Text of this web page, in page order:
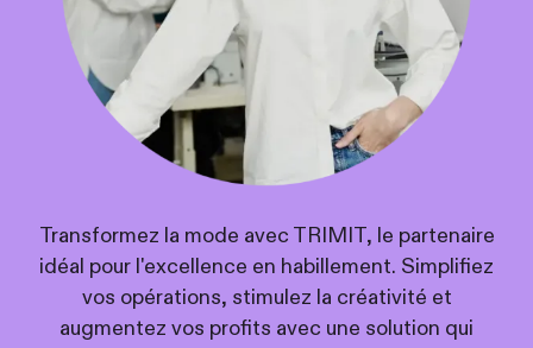
Transformez la mode avec TRIMIT, le partenaire
idéal pour l'excellence en habillement. Simplifiez
vos opérations, stimulez la créativité et
augmentez vos profits avec une solution qui